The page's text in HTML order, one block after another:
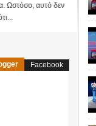
Ωστόσο, αυτό δεν
Facebook